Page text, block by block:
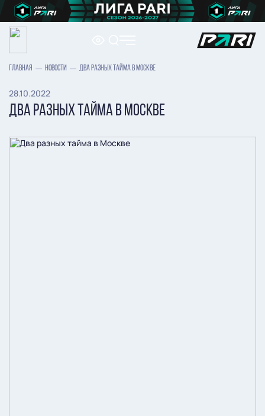
ГЛАВНАЯ НОВОСТИ ДВА РАЗНЫХ ТАЙМА В МОСКВЕ
28.10.2022
ДВА РАЗНЫХ ТАЙМА В МОСКВЕ